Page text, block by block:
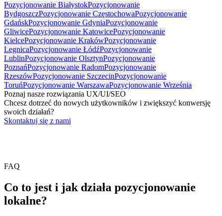
Pozycjonowanie BiałystokPozycjonowanie
BydgoszczPozycjonowanie CzęstochowaPozycjonowanie
GdańskPozycjonowanie GdyniaPozycjonowanie
GliwicePozycjonowanie KatowicePozycjonowanie
KielcePozycjonowanie KrakówPozycjonowanie
LegnicaPozycjonowanie ŁódźPozycjonowanie
LublinPozycjonowanie OlsztynPozycjonowanie
PoznańPozycjonowanie RadomPozycjonowanie
RzeszówPozycjonowanie SzczecinPozycjonowanie
ToruńPozycjonowanie WarszawaPozycjonowanie Września
Poznaj nasze rozwiązania UX/UI/SEO
Chcesz dotrzeć do nowych użytkowników i zwiększyć konwersję
swoich działań?
Skontaktuj się z nami
FAQ
Co to jest i jak działa pozycjonowanie
lokalne?